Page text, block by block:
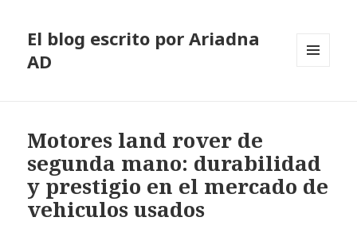
El blog escrito por Ariadna
AD
Motores land rover de
segunda mano: durabilidad
y prestigio en el mercado de
vehiculos usados